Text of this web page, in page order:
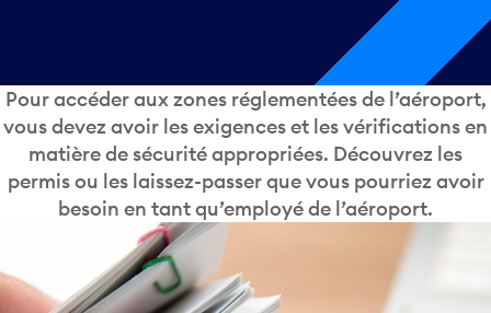
Pour accéder aux zones réglementées de l’aéroport,
vous devez avoir les exigences et les vérifications en
matière de sécurité appropriées. Découvrez les
permis ou les laissez-passer que vous pourriez avoir
besoin en tant qu’employé de l’aéroport.